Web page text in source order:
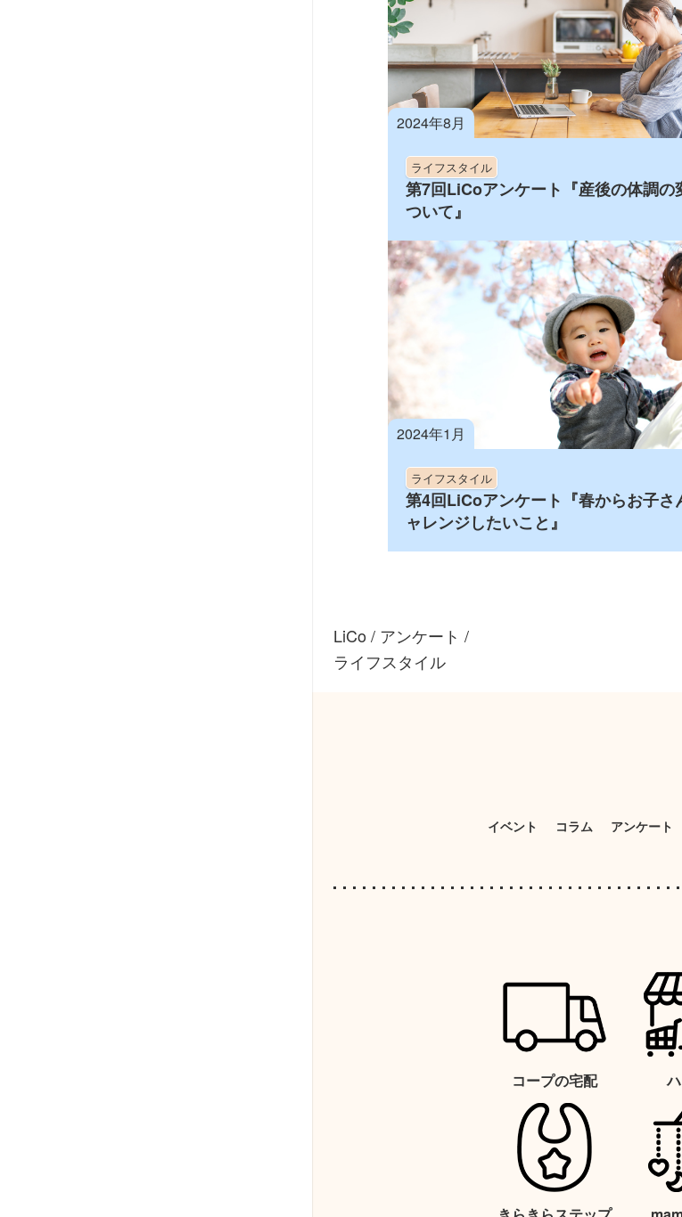
2024年8月
ライフスタイル
第7回LiCoアンケート『産後の体調の
ついて』
2024年1月
ライフスタイル
第4回LiCoアンケート『春からお子さ
ャレンジしたいこと』
LiCo / アンケート /
ライフスタイル
イベント コラム アンケート
コープの宅配